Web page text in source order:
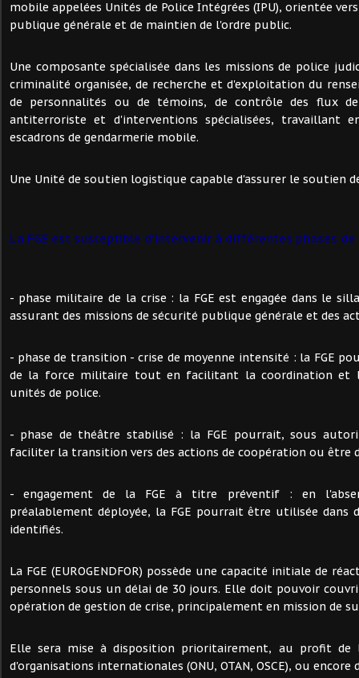
mobile appelées Unités de Police Intégrées (IPU), orientée
publique générale et de maintien de l'ordre public.
Une composante spécialisée dans les missions de police
criminalité organisée, de recherche et d'exploitation du
de personnalités ou de témoins, de contrôle des flux
antiterroriste et d'interventions spécialisées, travaillant
escadrons de gendarmerie mobile.
Une Unité de soutien logistique capable d'assurer le soutien
La FGE est susceptible d'intervenir à différentes phases de
- phase militaire de la crise : la FGE est engagée dans le
assurant des missions de sécurité publique générale et des
- phase de transition - crise de moyenne intensité : la FGE
de la force militaire tout en facilitant la coordination et
unités de police.
- phase de théâtre stabilisé : la FGE pourrait, sous
faciliter la transition vers des actions de coopération ou être
- engagement de la FGE à titre préventif : en
préalablement déployée, la FGE pourrait être utilisée dans
identifiés.
La FGE (EUROGENDFOR) possède une capacité initiale de
personnels sous un délai de 30 jours. Elle doit pouvoir
opération de gestion de crise, principalement en mission de
Elle sera mise à disposition prioritairement, au profit de
d'organisations internationales (ONU, OTAN, OSCE), ou